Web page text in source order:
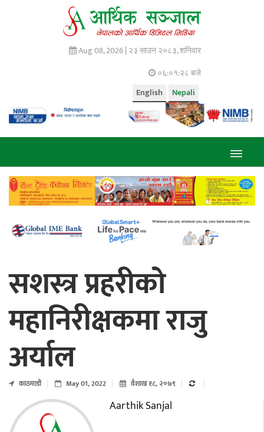
Aug 08, 2026 | २३ साउन २०८३, शनिवार
०६:०१:२९ बजे
Nepali
English
सशस्त्र प्रहरीको
महानिरीक्षकमा राजु
अर्याल
काठमाडाैं May 01, 2022 वैशाख १८, २०७९
Aarthik Sanjal